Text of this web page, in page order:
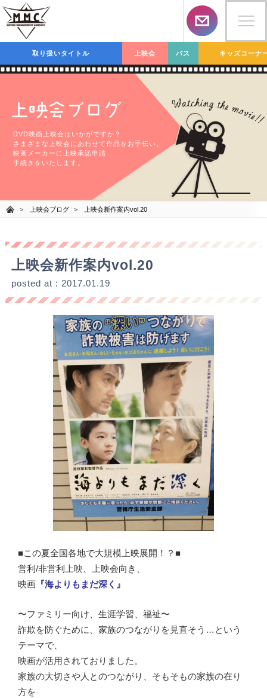
取り扱いタイトル 上映会 バス キッズコーナ
上映会ブログ
DVD映画上映会はいかがですか？
さまざまな上映会にあわせて作品をお手伝い。
映画メーカーに上映承諾申請
手続きをいたします。
上映会ブログ 上映会新作案内vol.20
上映会新作案内vol.20
posted at : 2017.01.19
■この夏全国各地で大規模上映展開！？■
営利/非営利上映、上映会向き、
映画 『海よりもまだ深く』
〜ファミリー向け、生涯学習、福祉〜
詐欺を防ぐために、家族のつながりを見直そう…という
テーマで、
映画が活用されておりました。
家族の大切さや人とのつながり、そもそもの家族の在り
方を